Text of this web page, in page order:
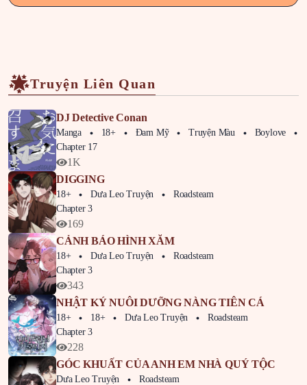
Truyện Liên Quan
DJ Detective Conan
Manga 18+ Đam Mỹ Truyện Màu Boylove
Chapter 17
1K
DIGGING
18+ Dưa Leo Truyện
Roadsteam
Chapter 3
169
CẢNH BÁO HÌNH XĂM
18+ Dưa Leo Truyện
Roadsteam
Chapter 3
343
NHẬT KÝ NUÔI DƯỠNG NÀNG TIÊN CÁ
18+ 18+ Dưa Leo Truyện
Roadsteam
Chapter 3
228
GÓC KHUẤT CỦA ANH EM NHÀ QUÝ TỘC
Dưa Leo Truyện
Roadsteam